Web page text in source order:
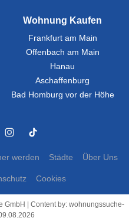
Wohnung Kaufen
Frankfurt am Main
Offenbach am Main
Hanau
Aschaffenburg
Bad Homburg vor der Höhe
werden Städte Über Uns
Cookies
GmbH | Content by: wohnungssuche-